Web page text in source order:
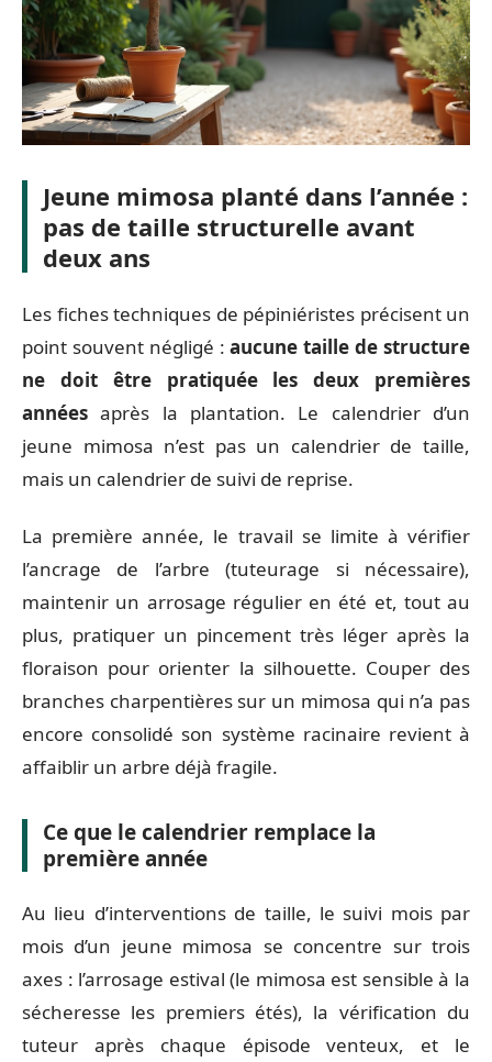
Jeune mimosa planté dans l’année :
pas de taille structurelle avant
deux ans
Les fiches techniques de pépiniéristes précisent un
point souvent négligé :aucune taille de structure
ne doit être pratiquée les deux premières
années après la plantation. Le calendrier d’un
jeune mimosa n’est pas un calendrier de taille,
mais un calendrier de suivi de reprise.
La première année, le travail se limite à vérifier
l’ancrage de l’arbre (tuteurage si nécessaire),
maintenir un arrosage régulier en été et, tout au
plus, pratiquer un pincement très léger après la
floraison pour orienter la silhouette. Couper des
branches charpentières sur un mimosa qui n’a pas
encore consolidé son système racinaire revient à
affaiblir un arbre déjà fragile.
Ce que le calendrier remplace la
première année
Au lieu d’interventions de taille, le suivi mois par
mois d’un jeune mimosa se concentre sur trois
axes : l’arrosage estival (le mimosa est sensible à la
sécheresse les premiers étés), la vérification du
tuteur après chaque épisode venteux, et le